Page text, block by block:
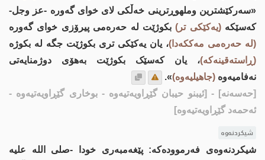
«سەرکێشترین وملهوڕترینی خەڵکی لای خواى گەورە -عز وجل-
کەسێکە(یەکێکی تر)بکوژێت لە حەرەمی پیرۆزی خواى گەورە
(لە حەرەمی مەککەدا)، یان یەکێکی تری بکوژێت جگە لە بکوژە
(ڕاستەقینەکە)، یان کەسێک بکوژێت بەهۆی دوژمنایەتی
نەفامیەوە (جاهیلیەوە)».
[حەسەنە] - [ئیبنو حیبان گێڕاویەتیەوە - بوخاری گێڕاویەتیەوە -
ئەحمەد گێڕاویەتیەوە]
شیکردنەوە
شیکردنەوەى فەرموودەکە: پێغەمبەری خودا -صلى اللە علیە